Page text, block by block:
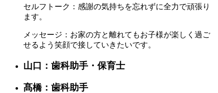
セルフトーク： 感謝の気持ちを忘れずに全力で頑張り
ます。
メッセージ： お家の方と離れてもお子様が楽しく過ご
せるよう笑顔で接していきたいです。
山口：歯科助手・保育士
髙橋：歯科助手